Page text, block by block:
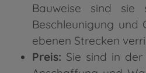
Bauweise sind sie
Beschleunigung und
ebenen Strecken
Preis: Sie sind in